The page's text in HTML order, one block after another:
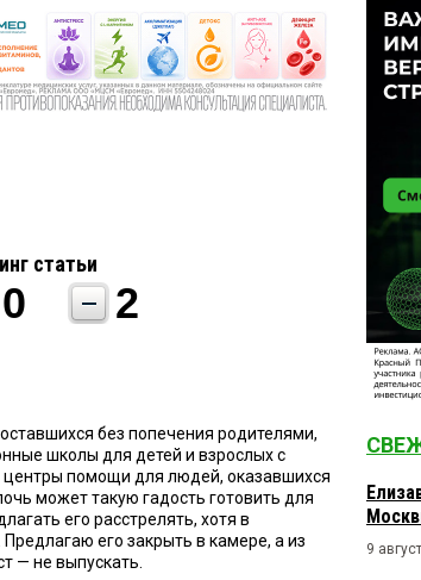
статьи
0 2
без попечения родителями,
школы для детей и взрослых с
помощи для людей, оказавшихся
может такую гадость готовить для
его расстрелять, хотя в
его закрыть в камере, а из
— не выпускать.
9